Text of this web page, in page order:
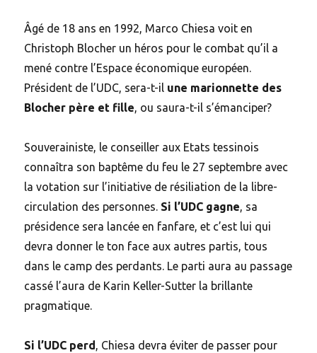
Âgé de 18 ans en 1992, Marco Chiesa voit en
Christoph Blocher un héros pour le combat qu’il a
mené contre l’Espace économique européen.
Président de l’UDC, sera-t-il une marionnette des
Blocher père et fille, ou saura-t-il s’émanciper?
Souverainiste, le conseiller aux Etats tessinois
connaîtra son baptême du feu le 27 septembre avec
la votation sur l’initiative de résiliation de la libre-
circulation des personnes. Si l’UDC gagne, sa
présidence sera lancée en fanfare, et c’est lui qui
devra donner le ton face aux autres partis, tous
dans le camp des perdants. Le parti aura au passage
cassé l’aura de Karin Keller-Sutter la brillante
pragmatique.
Si l’UDC perd , Chiesa devra éviter de passer pour